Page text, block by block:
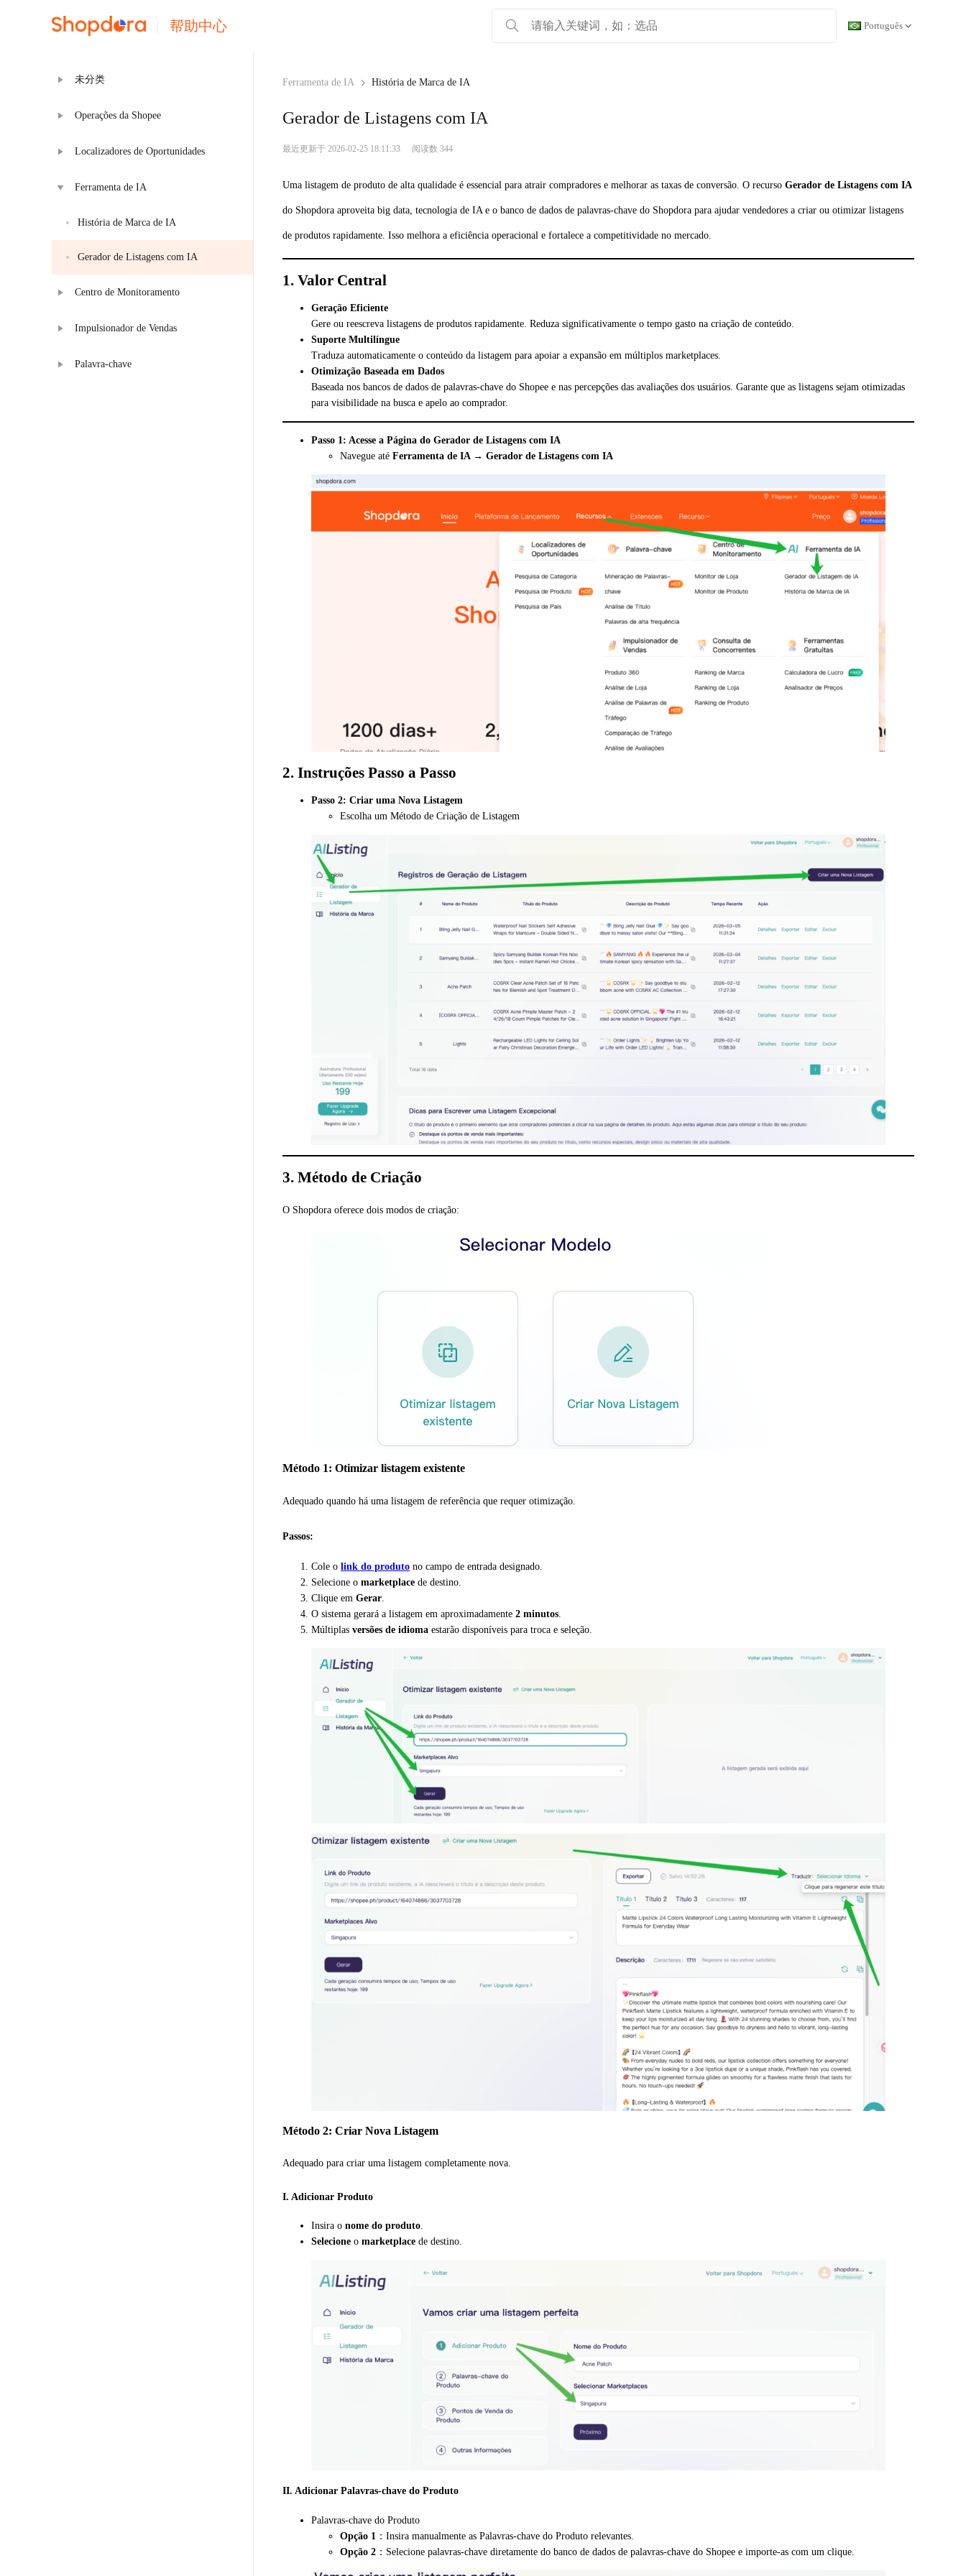
帮助中心 Português
未分类
Operações da Shopee
Localizadores de Oportunidades
Ferramenta de IA
História de Marca de IA
Gerador de Listagens com IA
Centro de Monitoramento
Impulsionador de Vendas
Palavra-chave
Ferramenta de IA História de Marca de IA
Gerador de Listagens com IA
最近更新于 2026-02-25 18:11:33 阅读数 344
Uma listagem de produto de alta qualidade é essencial para atrair compradores e melhorar as taxas de conversão. O recurso Gerador de Listagens com IA
do Shopdora aproveita big data, tecnologia de IA e o banco de dados de palavras-chave do Shopdora para ajudar vendedores a criar ou otimizar listagens
de produtos rapidamente. Isso melhora a eficiência operacional e fortalece a competitividade no mercado.
1. Valor Central
Geração Eficiente
Gere ou reescreva listagens de produtos rapidamente. Reduza significativamente o tempo gasto na criação de conteúdo.
Suporte Multilíngue
Traduza automaticamente o conteúdo da listagem para apoiar a expansão em múltiplos marketplaces.
Otimização Baseada em Dados
Baseada nos bancos de dados de palavras-chave do Shopee e nas percepções das avaliações dos usuários. Garante que as listagens sejam otimizadas
para visibilidade na busca e apelo ao comprador.
Passo 1: Acesse a Página do Gerador de Listagens com IA
Navegue até Ferramenta de IA → Gerador de Listagens com IA
2. Instruções Passo a Passo
Passo 2: Criar uma Nova Listagem
Escolha um Método de Criação de Listagem
3. Método de Criação
O Shopdora oferece dois modos de criação:
Método 1: Otimizar listagem existente
Adequado quando há uma listagem de referência que requer otimização.
Passos:
Cole o link do produto no campo de entrada designado.
Selecione o marketplace de destino.
Clique em Gerar
O sistema gerará a listagem em aproximadamente 2 minutos
Múltiplas versões de idioma estarão disponíveis para troca e seleção.
Método 2: Criar Nova Listagem
Adequado para criar uma listagem completamente nova.
I. Adicionar Produto
Insira o nome do produto.
Selecione o marketplace de destino.
II. Adicionar Palavras-chave do Produto
Palavras-chave do Produto
Opção 1 ：Insira manualmente as Palavras-chave do Produto relevantes.
Opção 2 ：Selecione palavras-chave diretamente do banco de dados de palavras-chave do Shopee e importe-as com um clique.